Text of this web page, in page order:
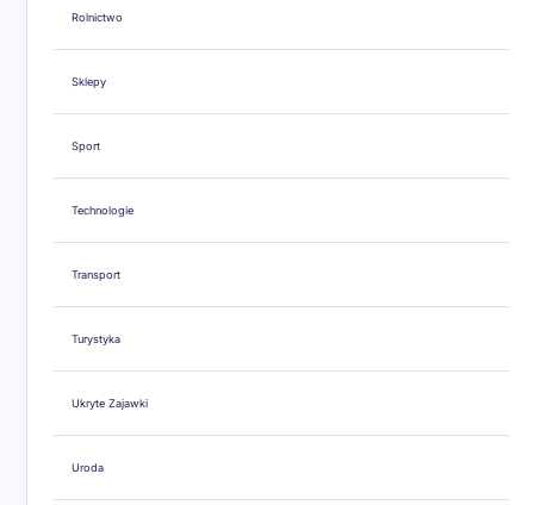
Rolnictwo
Sklepy
Sport
Technologie
Transport
Turystyka
Ukryte Zajawki
Uroda